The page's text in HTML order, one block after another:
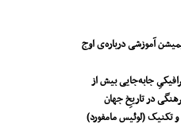
آموزشی درباره‌ی اوج
جا‌به‌جایی بیش از
و تکنیک (لوئیس مامفورد)